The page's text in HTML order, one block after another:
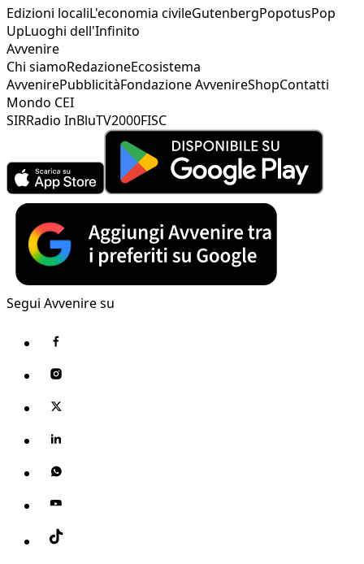
Edizioni localiL'economia civileGutenbergPopotusPop
UpLuoghi dell'Infinito
Avvenire
Chi siamoRedazioneEcosistema
AvvenirePubblicitàFondazione AvvenireShopContatti
Mondo CEI
SIRRadio InBluTV2000FISC
Segui Avvenire su